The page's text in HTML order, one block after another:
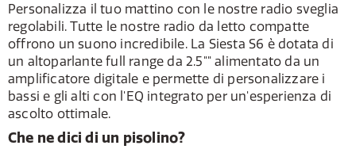
Personalizza il tuo mattino con le nostre radio sveglia
regolabili. Tutte le nostre radio da letto compatte
offrono un suono incredibile. La Siesta S6 è dotata di
un altoparlante full range da 2.5"" alimentato da un
amplificatore digitale e permette di personalizzare i
bassi e gli alti con l'EQ integrato per un'esperienza di
ascolto ottimale.
Che ne dici di un pisolino?